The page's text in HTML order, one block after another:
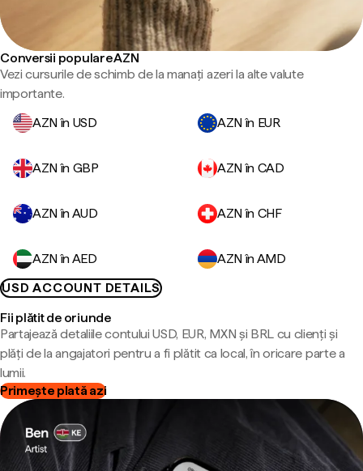
Conversii populare AZN
Vezi cursurile de schimb de la manați azeri la alte valute
importante.
AZN în USD
AZN în EUR
AZN în GBP AZN în CAD
AZN în AUD AZN în CHF
AZN în AED
AZN în AMD
USD ACCOUNT DETAILS
Fii plătit de oriunde
Partajează detaliile contului USD, EUR, MXN și BRL cu clienți și
plăți de la angajatori pentru a fi plătit ca local, în oricare parte a
lumii.
Primește plată azi